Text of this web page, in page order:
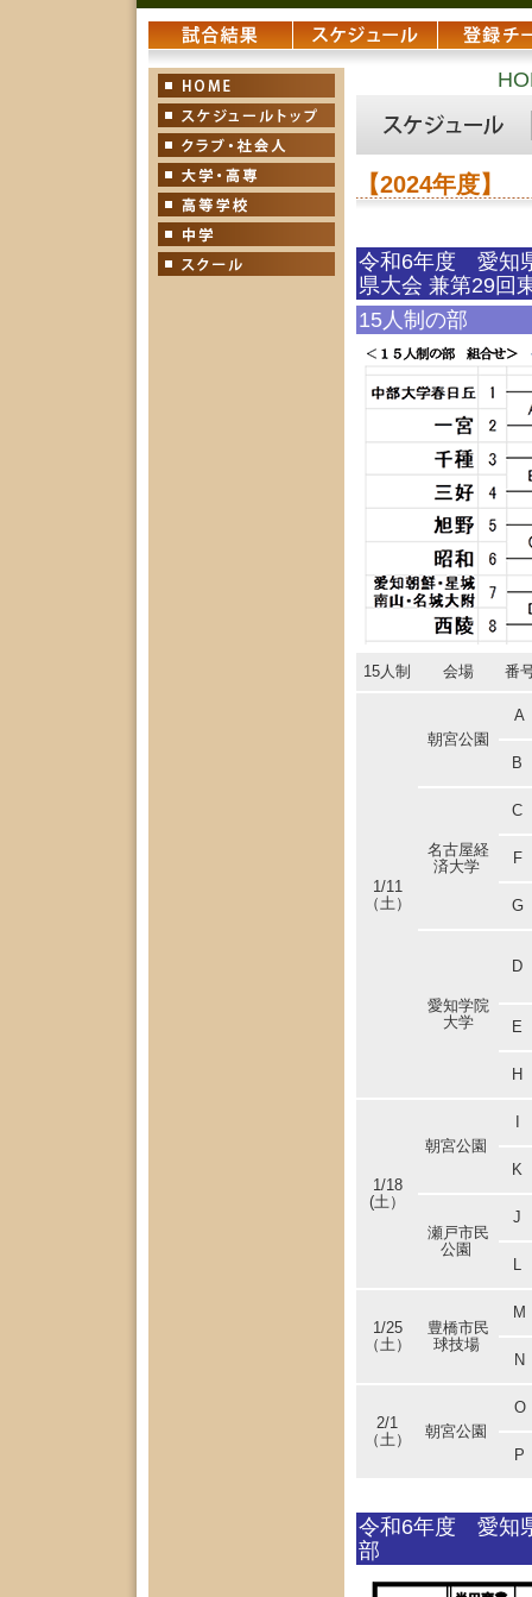
【2024年度】
令和6年度 愛知
県大会 兼第29回
15人制の部
15人制 会場 番
1/11
（土）
朝宮公園
A
B
名古屋経
済大学
C
F
G
愛知学院
大学
D
E
H
1/18
(土）
朝宮公園
K
瀬戸市民
公園
J
L
1/25
（土）
豊橋市民
球技場
M
N
2/1
（土）
朝宮公園
O
P
令和6年度 愛知
部